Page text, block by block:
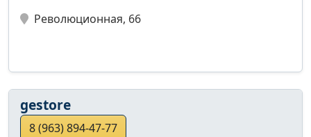
Революционная, 66
gestore
8 (963) 894-47-77